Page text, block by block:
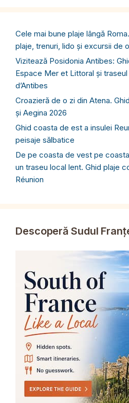
Cele mai bune plaje lângă
plaje, trenuri, lido și excursii de
Vizitează Posidonia Antibes:
Espace Mer et Littoral și
d’Antibes
Croazieră de o zi din Atena.
și Aegina 2026
Ghid coasta de est a insulei
peisaje sălbatice
De pe coasta de vest pe
un traseu local lent. Ghid plaje
Réunion
Descoperă Sudul